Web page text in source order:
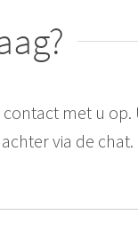
met u
via de chat.